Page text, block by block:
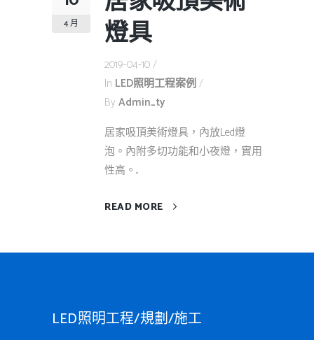
4 月
燈具
2019-04-10
In LED照明工程案例
By Admin_ty
居家吸頂美術燈具，內放Led燈
泡。內附多切功能和小夜燈，實用
性高。...
READ MORE
LED照明工程/規劃/施工